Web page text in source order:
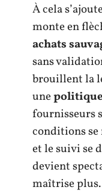
À cela
monte en
achats
sans
brouillent la
une
fournisseurs
conditions se
et le suivi se
devient
maîtrise plus.